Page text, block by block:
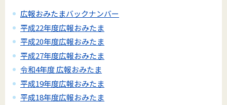
広報おみたまバックナンバー
平成22年度広報おみたま
平成20年度広報おみたま
平成27年度広報おみたま
令和4年度 広報おみたま
平成19年度広報おみたま
平成18年度広報おみたま